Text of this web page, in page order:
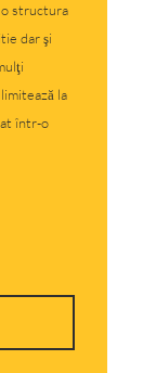
structura
dar şi
la
într-o